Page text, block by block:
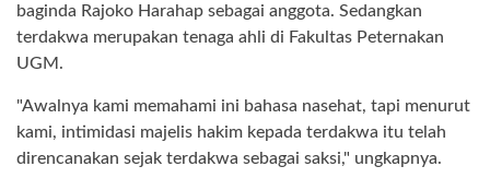
baginda Rajoko Harahap sebagai anggota. Sedangkan
terdakwa merupakan tenaga ahli di Fakultas Peternakan
UGM.
"Awalnya kami memahami ini bahasa nasehat, tapi menurut
kami, intimidasi majelis hakim kepada terdakwa itu telah
direncanakan sejak terdakwa sebagai saksi," ungkapnya.